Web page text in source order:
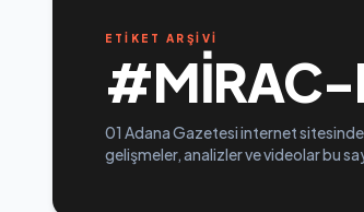
ETİKET ARŞİVİ
#MIRAC-
01 Adana Gazetesi internet
gelişmeler, analizler ve videolar bu